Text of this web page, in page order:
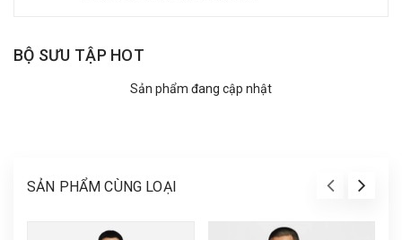
BỘ SƯU TẬP HOT
Sản phẩm đang cập nhật
SẢN PHẨM CÙNG LOẠI